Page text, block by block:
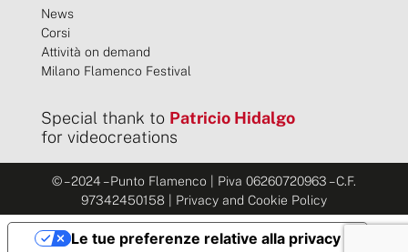
News
Corsi
Attività on demand
Milano Flamenco Festival
Special thank to Patricio Hidalgo
for videocreations
© – 2024 – Punto Flamenco | Piva 06260720963 – C.F.
97342450158 | Privacy and Cookie Policy
Le tue preferenze relative alla privacy